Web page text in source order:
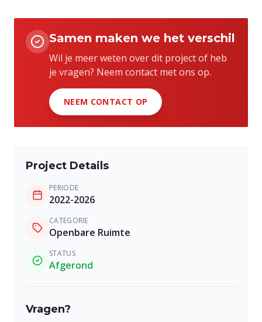
Samen maken we het verschil
Wil je meer weten over dit project of heb
je vragen? Neem contact met ons op.
NEEM CONTACT OP
Project Details
PERIODE
2022-2026
CATEGORIE
Openbare Ruimte
STATUS
Afgerond
Vragen?